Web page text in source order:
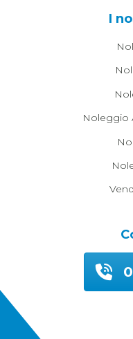
I
Noleggio